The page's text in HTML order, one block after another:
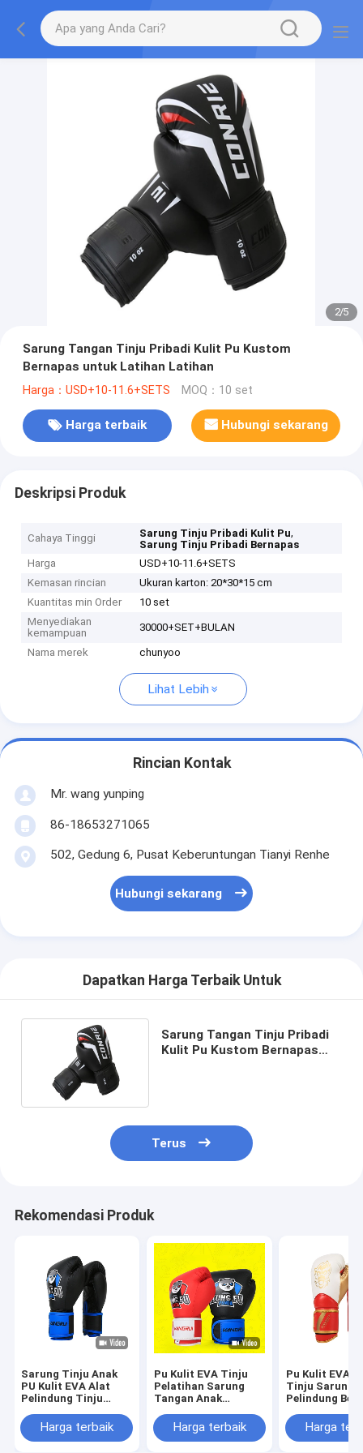
2/5
Sarung Tangan Tinju Pribadi Kulit Pu Kustom
Bernapas untuk Latihan Latihan
Harga：USD+10-11.6+SETS MOQ：10 set
Harga terbaik Hubungi sekarang
Deskripsi Produk
Cahaya Tinggi Sarung Tinju Pribadi Kulit Pu,
Sarung Tinju Pribadi Bernapas
Harga
USD+10-11.6+SETS
Kemasan rincian
Ukuran karton: 20*30*15 cm
Kuantitas min Order
10 set
Menyediakan
kemampuan
30000+SET+BULAN
Nama merek chunyoo
Lihat Lebih
Rincian Kontak
Mr. wang yunping
86-18653271065
502, Gedung 6, Pusat Keberuntungan Tianyi Renhe
Hubungi sekarang
Dapatkan Harga Terbaik Untuk
Sarung Tangan Tinju Pribadi
Kulit Pu Kustom Bernapas
Terus
Rekomendasi Produk
Sarung Tinju Anak
PU Kulit EVA Alat
Pelindung Tinju
Harga terbaik
Pu Kulit EVA Tinju
Pelatihan Sarung
Tangan Anak
Profesional Vintage
Harga terbaik
Pu Kulit EVA
Tinju Sarung
Pelindung
Harga